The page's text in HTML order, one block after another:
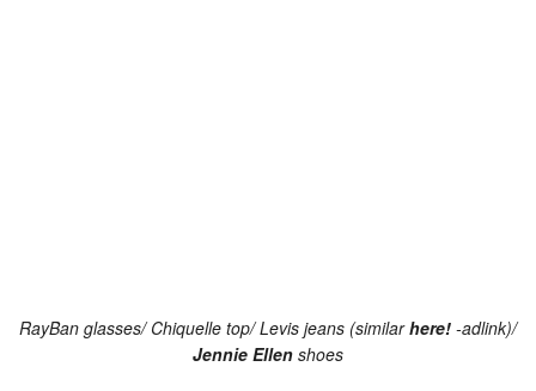
RayBan glasses/ Chiquelle top/ Levis jeans (similarhere! -adlink)/
Jennie Ellen shoes